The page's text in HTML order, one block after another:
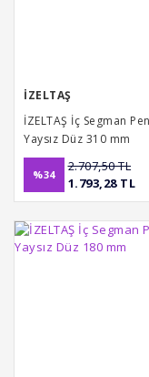
İZELTAŞ
İZELTAŞ İç Segman
Yaysız Düz 310 mm
%34
2.707,50 TL
1.793,28 TL